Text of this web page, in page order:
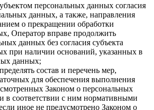
персональных данных согласия
данных, а также, направления
о прекращении обработки
Оператор вправе продолжить
данных без согласия субъекта
при наличии оснований, указанных в
данных;
состав и перечень мер,
для обеспечения выполнения
Законом о персональных
в соответствии с ним нормативными
иное не предусмотрено Законом о